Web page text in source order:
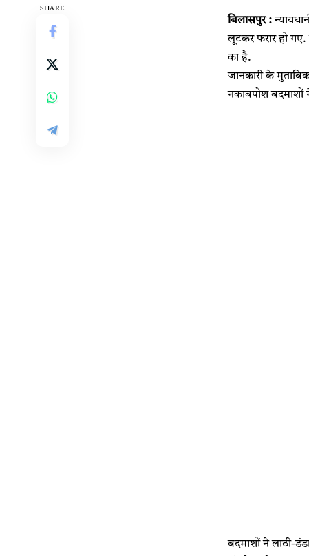
SHARE
बिलासपुर :
लूटकर फरार हो गए.
का है.
जानकारी के
नकाबपोश बदमाशोंं
बदमाशों ने लाठी-